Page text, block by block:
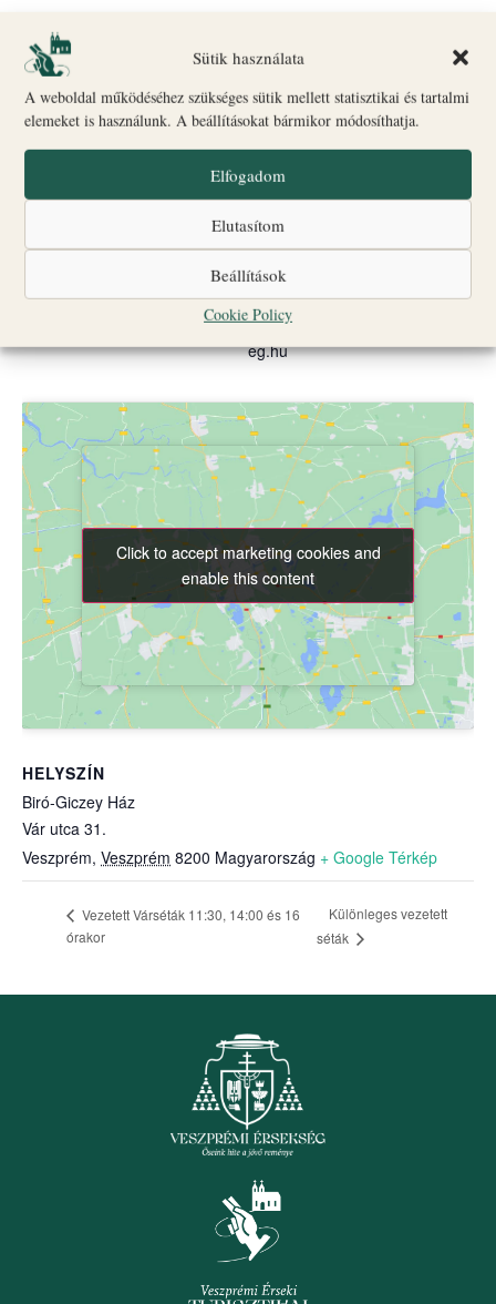
Sütik használata
A weboldal működéséhez szükséges sütik mellett statisztikai és tartalmi
elemeket is használunk. A beállításokat bármikor módosíthatja.
Elfogadom
Elutasítom
Beállítások
Cookie Policy
Hozzáadom a naptáramhoz
Dátum:
Időpont:
SZERVEZŐ
Veszprémi Érseki Turisztikai
Központ
Telefon
+36205602010
Email
turizmus@veszpremierseks
eg.hu
HELYSZÍN
Biró-Giczey Ház
Vár utca 31.
Veszprém, Veszprém 8200 Magyarország + Google Térkép
Click to accept marketing cookies and
enable this content
Click to accept marketing cookies and
enable this content
Vezetett Várséták 11:30, 14:00 és 16
órakor
Különleges vezetett
séták